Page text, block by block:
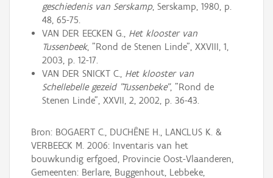
geschiedenis van Serskamp, Serskamp, 1980, p.
48, 65-75.
VAN DER EECKEN G., Het klooster van
Tussenbeek, "Rond de Stenen Linde", XXVIII, 1,
2003, p. 12-17.
VAN DER SNICKT C., Het klooster van
Schellebelle gezeid "Tussenbeke", "Rond de
Stenen Linde", XXVII, 2, 2002, p. 36-43.
Bron: BOGAERT C., DUCHÊNE H., LANCLUS K. &
VERBEECK M. 2006: Inventaris van het
bouwkundig erfgoed, Provincie Oost-Vlaanderen,
Gemeenten: Berlare, Buggenhout, Lebbeke,